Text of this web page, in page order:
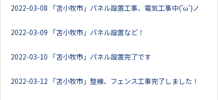
2022-03-08 「苫小牧市」パネル設置工事、電気工事中('ω')ノ
2022-03-09 「苫小牧市」パネル設置など！
2022-03-10 「苫小牧市」パネル設置完了です
2022-03-12 「苫小牧市」整線、フェンス工事完了しました！